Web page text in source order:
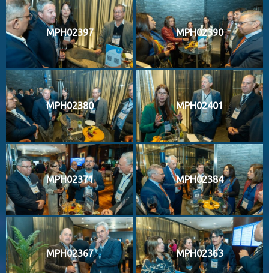
MPH02397 MPH02390
MPH02380 MPH02401
MPH02371 MPH02384
MPH02367 MPH02363